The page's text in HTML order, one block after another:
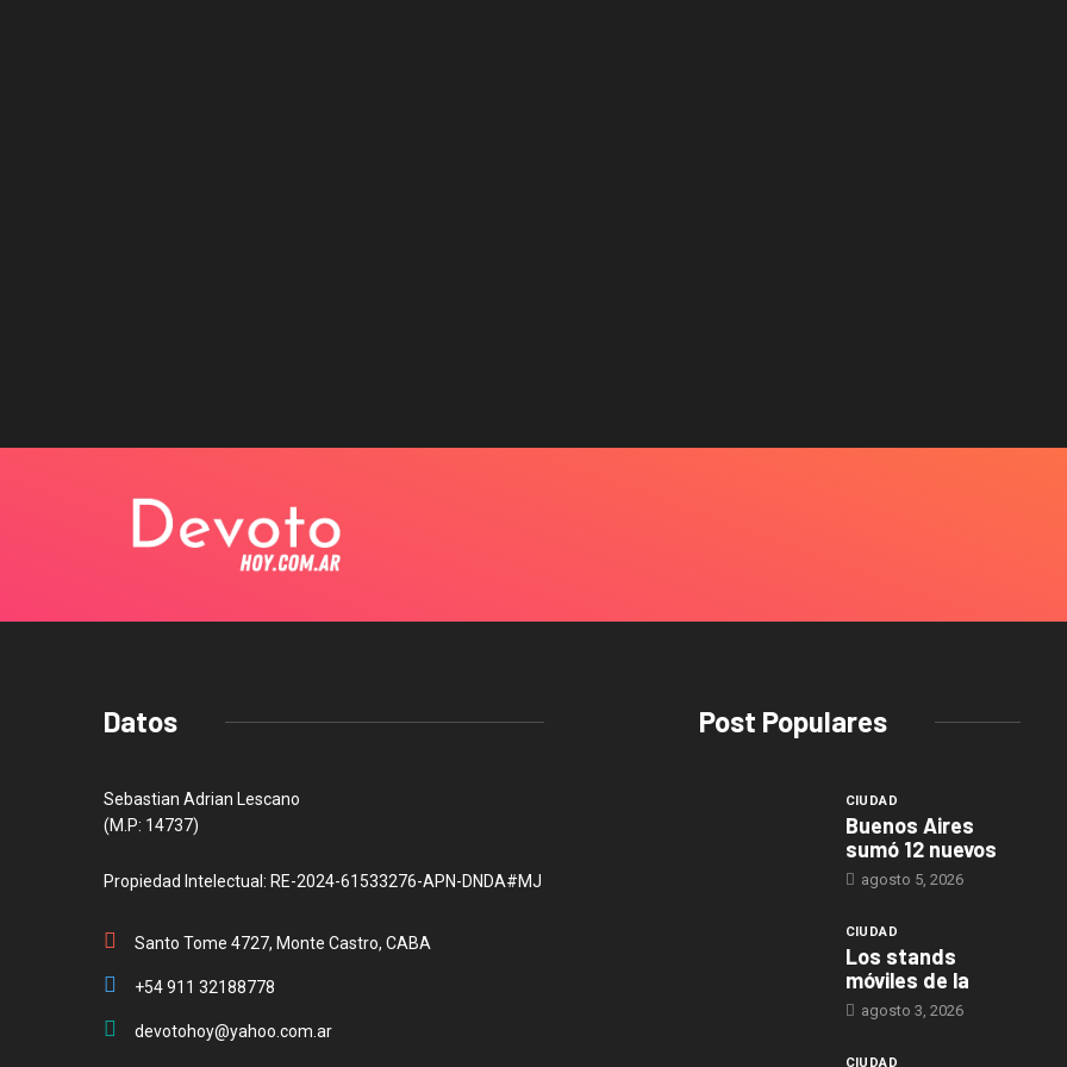
Datos
Sebastian Adrian Lescano
(M.P: 14737)
Propiedad Intelectual: RE-2024-61533276-APN-DNDA#MJ
Santo Tome 4727, Monte Castro, CABA
+54 911 32188778
devotohoy@yahoo.com.ar
Post Populares
CIUDAD
Buenos Aires
sumó 12 nuevos
agosto 5, 2026
CIUDAD
Los stands
móviles de la
agosto 3, 2026
CIUDAD